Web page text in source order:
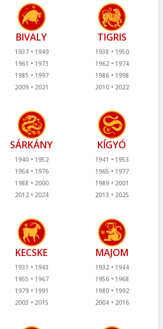
BIVALY
1937
1949
1961
1973
1985
1997
2009
2021
TIGRIS
1938
1950
1962
1974
1986
1998
2010
2022
SÁRKÁNY
1940
1952
1964
1976
1988
2000
2012
2024
KÍGYÓ
1941
1953
1965
1977
1989
2001
2013
2025
KECSKE
1931
1943
1955
1967
1979
1991
2003
2015
MAJOM
1932
1944
1956
1968
1980
1992
2004
2016